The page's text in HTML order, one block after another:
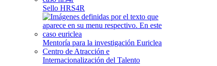
Sello HRS4R
Mentoría para la investigación Euriclea
Centro de Atracción e
Internacionalización del Talento